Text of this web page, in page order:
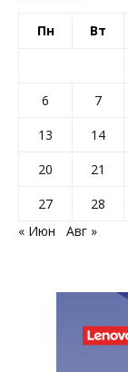
Пн Вт
6
7
13
14
20
21
27
28
« Июн
Авг »